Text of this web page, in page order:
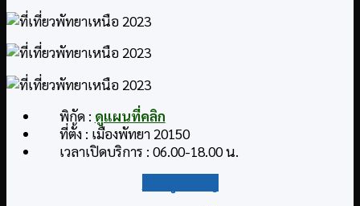
พิกัด : ดูแผนที่คลิก
ที่ตั้ง : เมืองพัทยา 20150
เวลาเปิดบริการ : 06.00-18.00 น.